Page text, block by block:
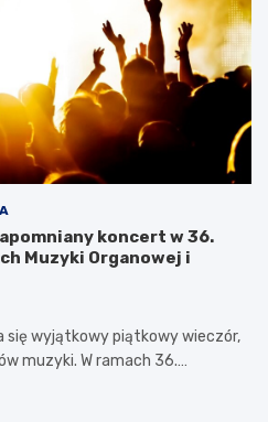
koncert w 36.
Muzyki Organowej i
się wyjątkowy piątkowy wieczór,
muzyki. W ramach 36.…